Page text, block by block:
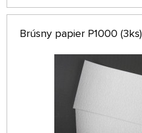
Brúsny papier P1000 (3ks)